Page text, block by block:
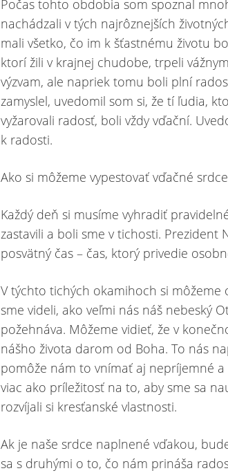
Počas tohto obdobia som spoznal
nachádzali v tých najrôznejších
mali všetko, čo im k šťastnému životu
ktorí žili v krajnej chudobe, trpeli
výzvam, ale napriek tomu boli plní
zamyslel, uvedomil som si, že tí ľudia,
vyžarovali radosť, boli vždy vďační.
k radosti.
Ako si môžeme vypestovať vďačné
Každý deň si musíme vyhradiť
zastavili a boli sme v tichosti. Prezident
posvätný čas – čas, ktorý privedie
V týchto tichých okamihoch si môžeme
sme videli, ako veľmi nás náš nebeský
požehnáva. Môžeme vidieť, že v
nášho života darom od Boha. To nás
pomôže nám to vnímať aj nepríjemné
viac ako príležitosť na to, aby sme sa
rozvíjali si kresťanské vlastnosti.
Ak je naše srdce naplnené vďakou,
sa s druhými o to, čo nám prináša